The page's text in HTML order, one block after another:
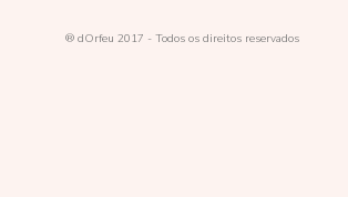
® dOrfeu 2017 - Todos os direitos reservados